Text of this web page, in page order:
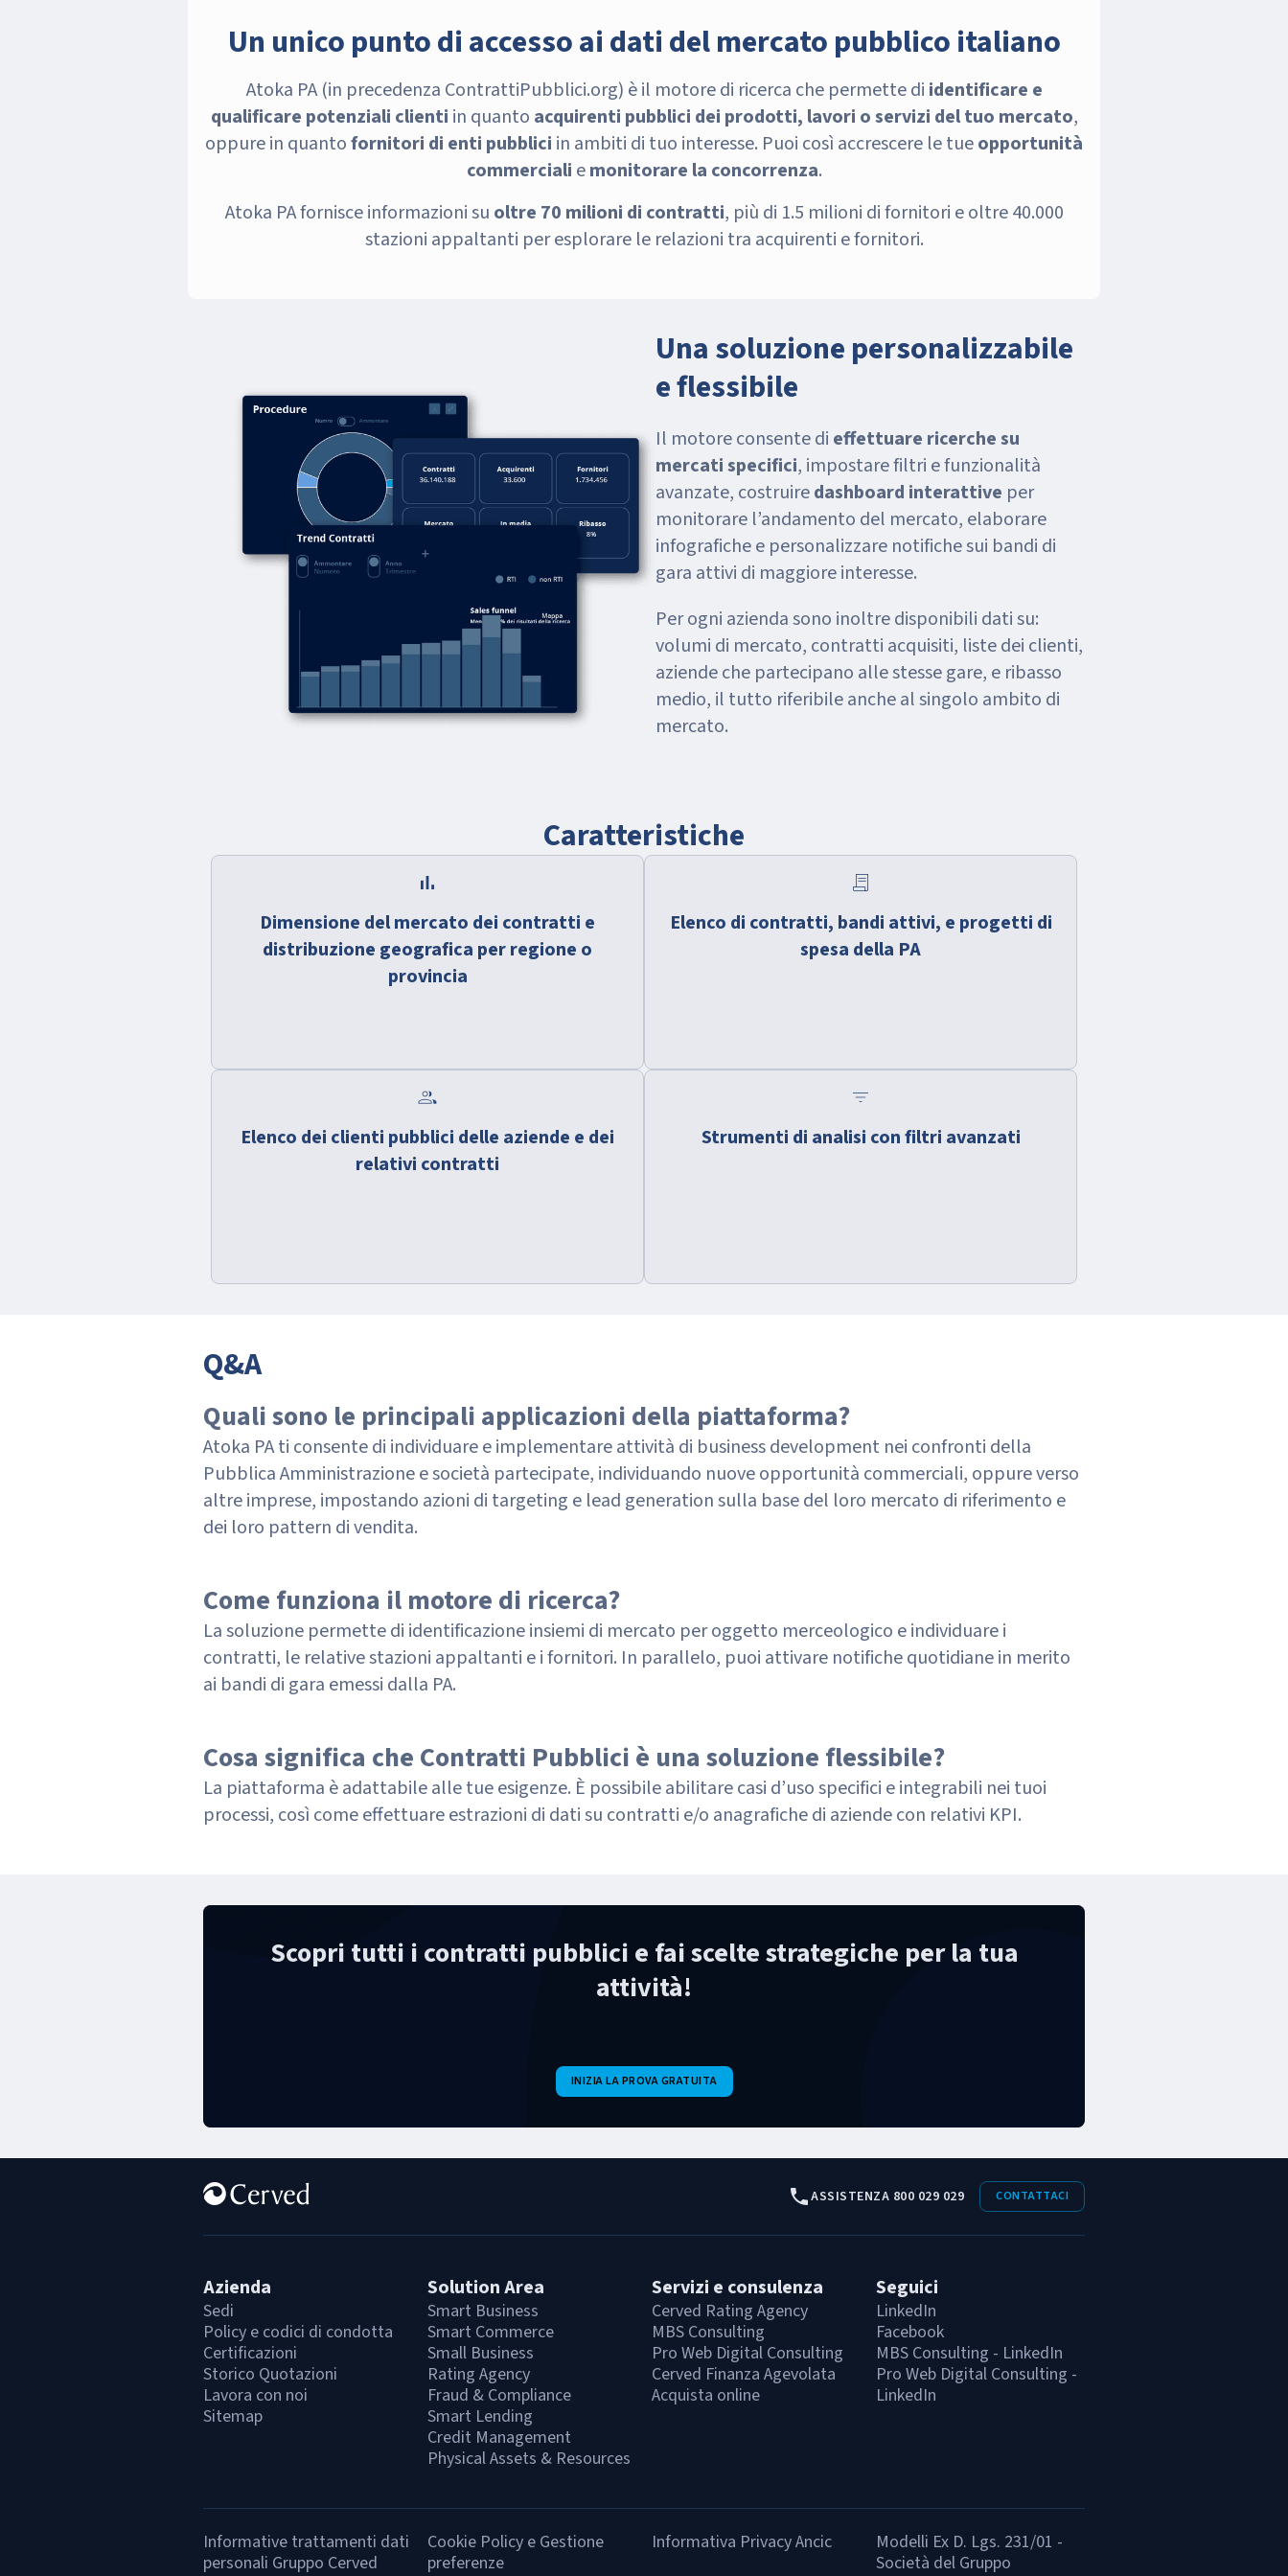
Un unico punto di accesso ai dati del mercato pubblico italiano
Atoka PA (in precedenza ContrattiPubblici.org) è il motore di ricerca che permette di identificare e
qualificare potenziali clienti in quanto acquirenti pubblici dei prodotti, lavori o servizi del tuo mercato,
oppure in quantofornitori di enti pubblici in ambiti di tuo interesse. Puoi così accrescere le tueopportunità
commerciali emonitorare la concorrenza.
Atoka PA fornisce informazioni su oltre 70 milioni di contratti, più di 1.5 milioni di fornitori e oltre 40.000
stazioni appaltanti per esplorare le relazioni tra acquirenti e fornitori.
Una soluzione personalizzabile
e flessibile
Il motore consente di effettuare ricerche su
mercati specifici, impostare filtri e funzionalità
avanzate, costruiredashboard interattive per
monitorare l’andamento del mercato, elaborare
infografiche e personalizzare notifiche sui bandi di
gara attivi di maggiore interesse.
Per ogni azienda sono inoltre disponibili dati su:
volumi di mercato, contratti acquisiti, liste dei clienti,
aziende che partecipano alle stesse gare, e ribasso
medio, il tutto riferibile anche al singolo ambito di
mercato.
Caratteristiche
bar_chart
Dimensione del mercato dei contratti e
distribuzione geografica per regione o
provincia
contract
Elenco di contratti, bandi attivi, e progetti di
spesa della PA
group
Elenco dei clienti pubblici delle aziende e dei
relativi contratti
filter_list
Strumenti di analisi con filtri avanzati
Q&A
Quali sono le principali applicazioni della piattaforma?
Atoka PA ti consente di individuare e implementare attività di business development nei confronti della
Pubblica Amministrazione e società partecipate, individuando nuove opportunità commerciali, oppure verso
altre imprese, impostando azioni di targeting e lead generation sulla base del loro mercato di riferimento e
dei loro pattern di vendita.
Come funziona il motore di ricerca?
La soluzione permette di identificazione insiemi di mercato per oggetto merceologico e individuare i
contratti, le relative stazioni appaltanti e i fornitori. In parallelo, puoi attivare notifiche quotidiane in merito
ai bandi di gara emessi dalla PA.
Cosa significa che Contratti Pubblici è una soluzione flessibile?
La piattaforma è adattabile alle tue esigenze. È possibile abilitare casi d’uso specifici e integrabili nei tuoi
processi, così come effettuare estrazioni di dati su contratti e/o anagrafiche di aziende con relativi KPI.
Scopri tutti i contratti pubblici e fai scelte strategiche per la tua
attività!
INIZIA LA PROVA GRATUITA
ASSISTENZA 800 029 029 CONTATTACI
Azienda
Sedi
Policy e codici di condotta
Certificazioni
Storico Quotazioni
Lavora con noi
Sitemap
Solution Area
Smart Business
Smart Commerce
Small Business
Rating Agency
Fraud & Compliance
Smart Lending
Credit Management
Physical Assets & Resources
Servizi e consulenza
Cerved Rating Agency
MBS Consulting
Pro Web Digital Consulting
Cerved Finanza Agevolata
Acquista online
Seguici
LinkedIn
Facebook
MBS Consulting - LinkedIn
Pro Web Digital Consulting -
LinkedIn
Informative trattamenti dati
personali Gruppo Cerved
Cookie Policy e Gestione
preferenze
Informativa Privacy Ancic
Modelli Ex D. Lgs. 231/01 -
Società del Gruppo